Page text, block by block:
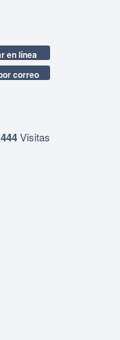
en línea
correo
Visitas